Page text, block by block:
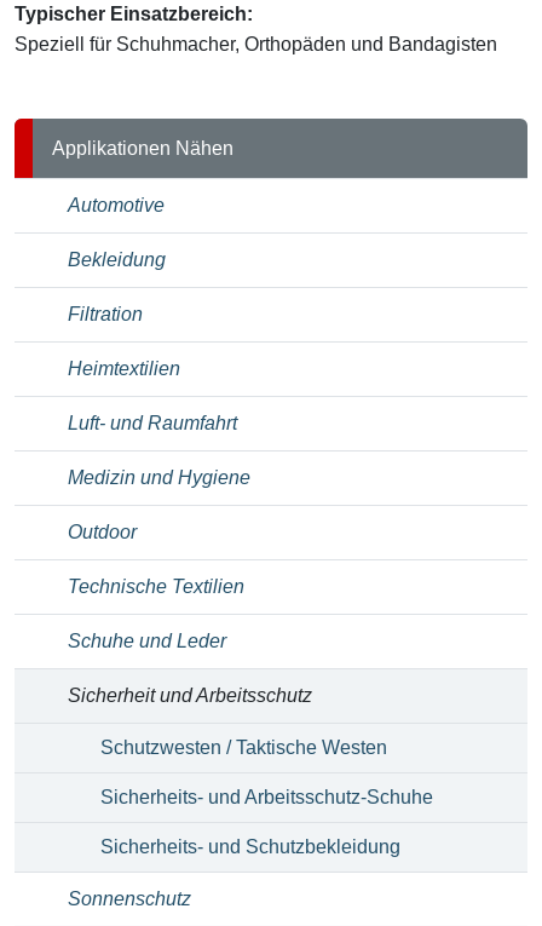
Typischer Einsatzbereich:
Speziell für Schuhmacher, Orthopäden und Bandagisten
Applikationen Nähen
Automotive
Bekleidung
Filtration
Heimtextilien
Luft- und Raumfahrt
Medizin und Hygiene
Outdoor
Technische Textilien
Schuhe und Leder
Sicherheit und Arbeitsschutz
Schutzwesten / Taktische Westen
Sicherheits- und Arbeitsschutz-Schuhe
Sicherheits- und Schutzbekleidung
Sonnenschutz